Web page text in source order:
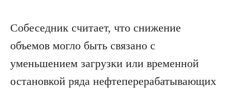
Собеседник считает, что снижение
объемов могло быть связано с
уменьшением загрузки или временной
остановкой ряда нефтеперерабатывающих